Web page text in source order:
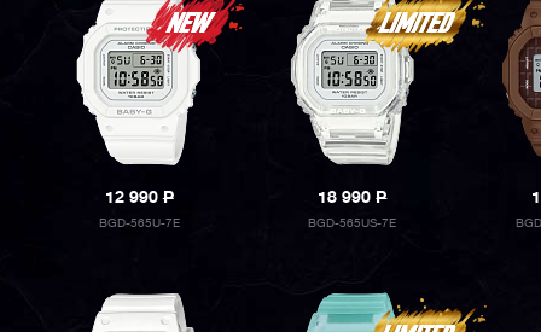
12 990P
BGD-565U-7E
18 990P
BGD-565US-7E